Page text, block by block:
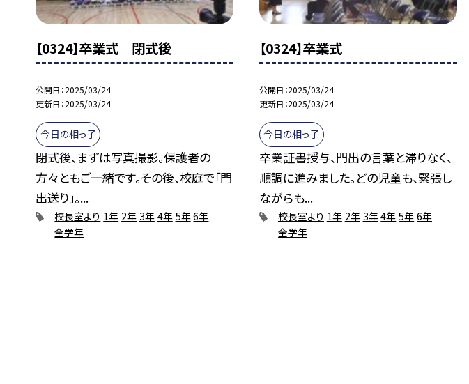
【0324】卒業式 閉式後
公開日 2025/03/24
更新日 2025/03/24
今日の相っ子
閉式後、まずは写真撮影。保護者の
方々ともご一緒です。その後、校庭で「門
出送り」。...
校長室より 1年 2年 3年 4年 5年6年
全学年
【0324】卒業式
公開日 2025/03/24
更新日 2025/03/24
今日の相っ子
卒業証書授与、門出の言葉と滞りなく、
順調に進みました。どの児童も、緊張し
ながらも...
校長室より 1年 2年 3年4年 5年 6年
全学年